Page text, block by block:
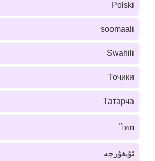
Polski
soomaali
Swahili
Тоҷики
Татарча
ไทย
ئۇيغۇرچە